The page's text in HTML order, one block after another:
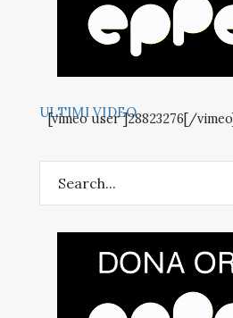
ULTIMI VIDEO
[vimeo user ]28823276[/vimeo]